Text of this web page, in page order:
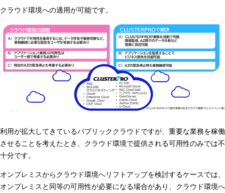
クラウド環境への適用が可能です。
利用が拡大してきているパブリッククラウドですが、重要な業務を稼働
させることを考えたとき、クラウド環境で提供される可用性のみでは不
十分です。
オンプレミスからクラウド環境へリフトアップを検討するケースでは、
オンプレミスと同等の可用性が必要になる場合があり、クラウド環境へ